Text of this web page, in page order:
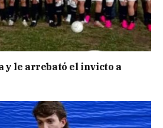
y le arrebató el invicto a